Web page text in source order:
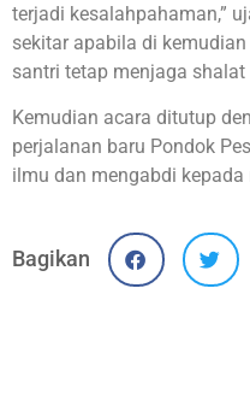
terjadi kesalahpahaman,”
sekitar apabila di
santri tetap menjaga
Kemudian acara ditutup
perjalanan baru Pondok
ilmu dan mengabdi kepada
Bagikan